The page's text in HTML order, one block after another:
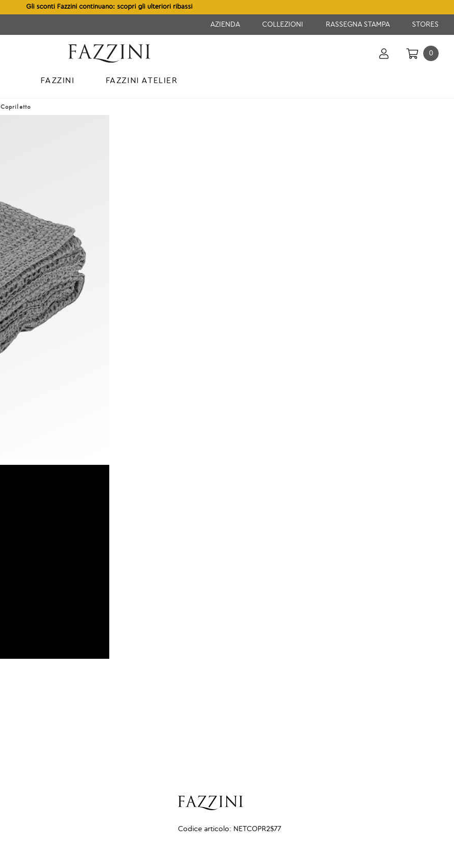
Gli sconti Fazzini continuano: scopri gli ulteriori ribassi
AZIENDA COLLEZIONI RASSEGNA STAMPA STORES
0
FAZZINI FAZZINI ATELIER
Copriletto
Codice articolo: NETCOPR2$77